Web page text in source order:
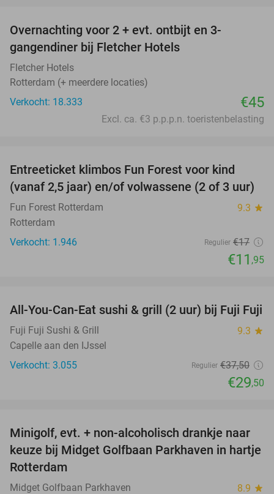
Overnachting voor 2 + evt. ontbijt en 3-
gangendiner bij Fletcher Hotels
Fletcher Hotels
Rotterdam (+ meerdere locaties)
Verkocht: 18.333
€45
Excl. ca. €3 p.p.p.n. toeristenbelasting
Entreeticket klimbos Fun Forest voor kind
(vanaf 2,5 jaar) en/of volwassene (2 of 3 uur)
Fun Forest Rotterdam 9.3 star
Rotterdam
Verkocht: 1.946
Regulier €17
€11 ,95
21%
All-You-Can-Eat sushi & grill (2 uur) bij Fuji Fuji
Fuji Fuji Sushi & Grill 9.3 star
Capelle aan den IJssel
Verkocht: 3.055
Regulier €37,50
€29,50
24%
Minigolf, evt. + non-alcoholisch drankje naar
keuze bij Midget Golfbaan Parkhaven in hartje
Rotterdam
Midget Golfbaan Parkhaven 8.9 star